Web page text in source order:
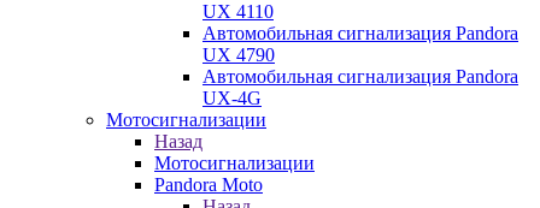
UX 4110
Автомобильная сигнализация Pandora
UX 4790
Автомобильная сигнализация Pandora
UX-4G
Мотосигнализации
Назад
Мотосигнализации
Pandora Moto